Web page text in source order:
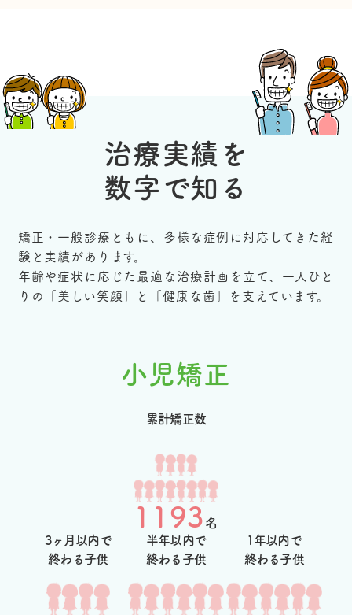
治療実績を
数字で知る
矯正・一般診療ともに、多様な症例に対応してきた経
験と実績があります。
年齢や症状に応じた最適な治療計画を立て、一人ひと
りの「美しい笑顔」と「健康な歯」を支えています。
小児矯正
累計矯正数
1193名
3ヶ月以内で
終わる子供
半年以内で
終わる子供
1年以内で
終わる子供